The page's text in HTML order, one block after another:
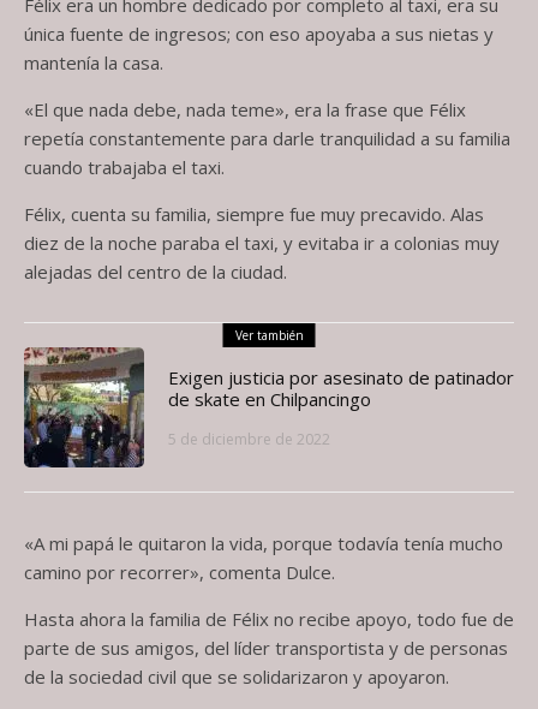
Félix era un hombre dedicado por completo al taxi, era su
única fuente de ingresos; con eso apoyaba a sus nietas y
mantenía la casa.
«El que nada debe, nada teme», era la frase que Félix
repetía constantemente para darle tranquilidad a su familia
cuando trabajaba el taxi.
Félix, cuenta su familia, siempre fue muy precavido. Alas
diez de la noche paraba el taxi, y evitaba ir a colonias muy
alejadas del centro de la ciudad.
Ver también
Exigen justicia por asesinato de patinador
de skate en Chilpancingo
5 de diciembre de 2022
«A mi papá le quitaron la vida, porque todavía tenía mucho
camino por recorrer», comenta Dulce.
Hasta ahora la familia de Félix no recibe apoyo, todo fue de
parte de sus amigos, del líder transportista y de personas
de la sociedad civil que se solidarizaron y apoyaron.